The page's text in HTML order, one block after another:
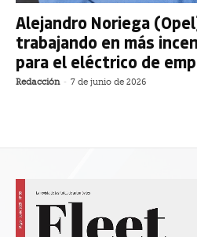
Alejandro Noriega
trabajando en más
para el eléctrico de
Redacción - 7 de junio de 2026